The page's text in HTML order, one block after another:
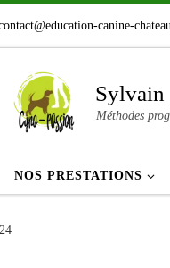
canine-
Sylvain
Méthodes
NOS PRESTATIONS